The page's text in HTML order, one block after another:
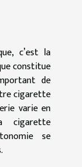
c’est la
constitue
de
cigarette
varie en
cigarette
se